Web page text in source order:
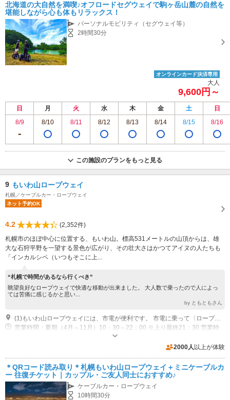
北海道の大自然を満喫♪オフロードセグウェイで駒ヶ岳山麓の自然を
堪能しながら心も体もリラックス！
パーソナルモビリティ（セグウェイ等）
2時間30分
オンラインカード決済専用
大人
9,600円～
日 月 火 水 木 金 土
日
8/9
8/10 8/11 8/12 8/13 8/14 8/15 8/16
この施設のプランをもっと見る
9 もいわ山ロープウェイ
札幌／ケーブルカー・ロープウェイ
ネット予約OK
4.2
(2,352件)
札幌市のほぼ中心に位置する、もいわ山。標高531メートルの山頂からは、雄
大な石狩平野を一望する景色が広がり、その壮大さはかつてアイヌの人たちも
「インカルシペ（いつもそこに上...
“札幌で時間があるなら行くべき”
眺望良好なロープウェイで快適な移動が出来ました。 大人数で乗ったので人によっ
ては苦痛に感じるかと思い...
by ともともさん
(1)もいわ山ロープウェイには、市電が便利です。 市電に乗って〈ロープウェイ入口〉で降り、無料シャトルバス乗り場から〈ロープウェイ山麓駅〉まで無料シャトルバスを15分間隔で運行しております。 ※無料シャトルバスの運行時間は〈平日17：15～〉、〈土日祝10：15～（冬期10：45～）〉となっております。詳しくは時刻表をご確認ください。また、無料シャトルバス乗り場からは徒歩約10分（約0.5kmの距離）でロープウェイ山麓駅に到着します。
営業時間：夏期（4月～11月）10：30～22：00 ※上り最終21：30 営業時
間：冬期（12月～3月）11：00～22：00 ※上り最終21：30 休業：大晦日
（12月31日）、元旦（1月1日）、2026年4月1日～4月23日※年次整備点検
2000人 以上が体験
＊QRコード読み取り＊札幌もいわ山ロープウェイ＋ミニケーブルカ
ー 往復チケット｜カップル・ご友人同士におすすめ♪
ケーブルカー・ロープウェイ
10時間30分